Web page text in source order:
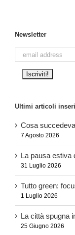
Newsletter
Ultimi articoli
Cosa
7 Agosto 2026
La pausa estiva
31 Luglio 2026
Tutto green:
1 Luglio 2026
La città spugna
25 Giugno 2026